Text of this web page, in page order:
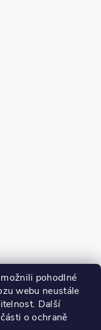
pohodlné
webu neustále
Další
o ochraně